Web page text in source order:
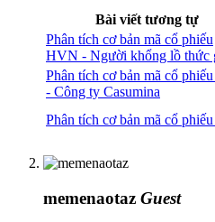
Bài viết tương tự
Phân tích cơ bản mã cổ phiếu
HVN - Người khổng lồ thức
Phân tích cơ bản mã cổ
- Công ty Casumina
Phân tích cơ bản mã cổ
memenaotaz Guest